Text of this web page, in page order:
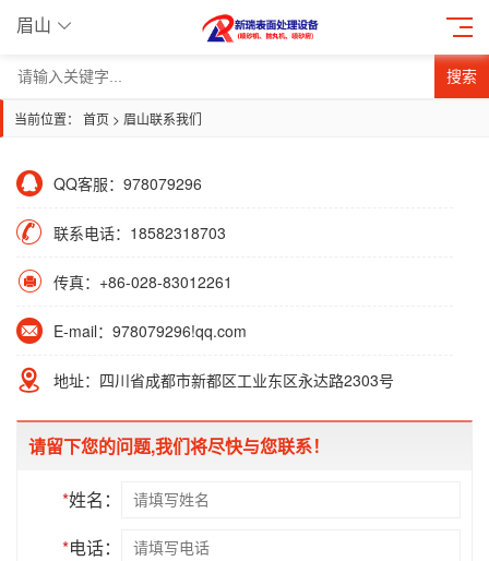
眉山
搜索
当前位置： 首页 > 眉山联系我们
QQ客服：978079296
联系电话：18582318703
传真：+86-028-83012261
E-mail：978079296!qq.com
地址：四川省成都市新都区工业东区永达路2303号
请留下您的问题,我们将尽快与您联系！
*姓名：
*电话：